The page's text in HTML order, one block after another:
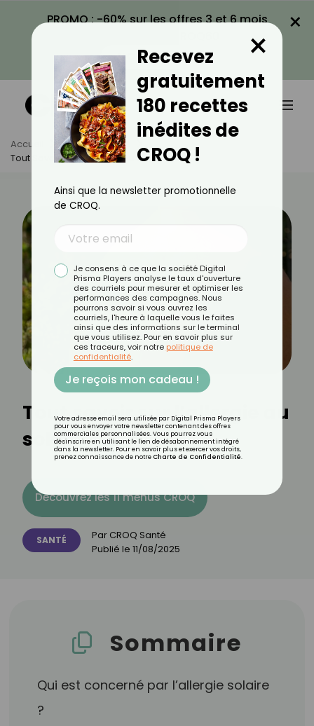
PROMO : -60% sur les offres 3 et 6 mois
VOIR LA PROMO
×
Accueil Actus
Santé
Tout Savoir Sur L’allergie Au Soleil
Tout savoir sur l’allergie au
soleil
Découvrez les 11 menus CROQ
SANTÉ Par CROQ Santé
Publié le 11/08/2025
Sommaire
Qui est concerné par l’allergie solaire
?
Recevez
gratuitement
180 recettes
inédites de
CROQ !
×
Ainsi que la newsletter promotionnelle
de CROQ.
Je consens à ce que la société Digital
Prisma Players analyse le taux d'ouverture
des courriels pour mesurer et optimiser les
performances des campagnes. Nous
pourrons savoir si vous ouvrez les
courriels, l'heure à laquelle vous le faites
ainsi que des informations sur le terminal
que vous utilisez. Pour en savoir plus sur
ces traceurs, voir notre politique de
confidentialité.
Je reçois mon cadeau !
Votre adresse email sera utilisée par Digital Prisma Players
pour vous envoyer votre newsletter contenant des offres
commerciales personnalisées. Vous pourrez vous
désinscrire en utilisant le lien de désabonnement intégré
dans la newsletter. Pour en savoir plus et exercer vos droits,
prenez connaissance de notre Charte de Confidentialité.